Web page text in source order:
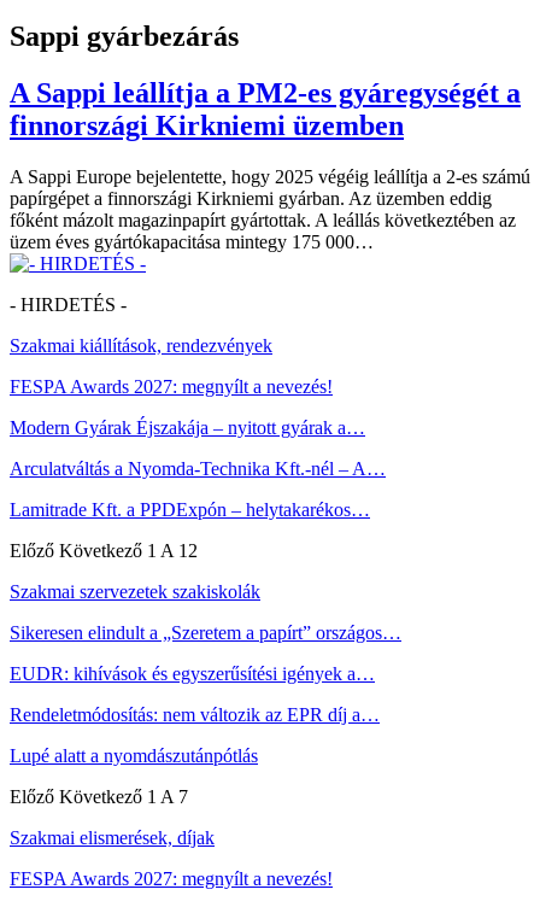
Sappi gyárbezárás
A Sappi leállítja a PM2-es gyáregységét a
finnországi Kirkniemi üzemben
A Sappi Europe bejelentette, hogy 2025 végéig leállítja a 2-es számú
papírgépet a finnországi Kirkniemi gyárban. Az üzemben eddig
főként mázolt magazinpapírt gyártottak. A leállás következtében az
üzem éves gyártókapacitása mintegy 175 000…
- HIRDETÉS -
Szakmai kiállítások, rendezvények
FESPA Awards 2027: megnyílt a nevezés!
Modern Gyárak Éjszakája – nyitott gyárak a…
Arculatváltás a Nyomda-Technika Kft.-nél – A…
Lamitrade Kft. a PPDExpón – helytakarékos…
Előző Következő 1 A 12
Szakmai szervezetek szakiskolák
Sikeresen elindult a „Szeretem a papírt” országos…
EUDR: kihívások és egyszerűsítési igények a…
Rendeletmódosítás: nem változik az EPR díj a…
Lupé alatt a nyomdászutánpótlás
Előző Következő 1 A 7
Szakmai elismerések, díjak
FESPA Awards 2027: megnyílt a nevezés!